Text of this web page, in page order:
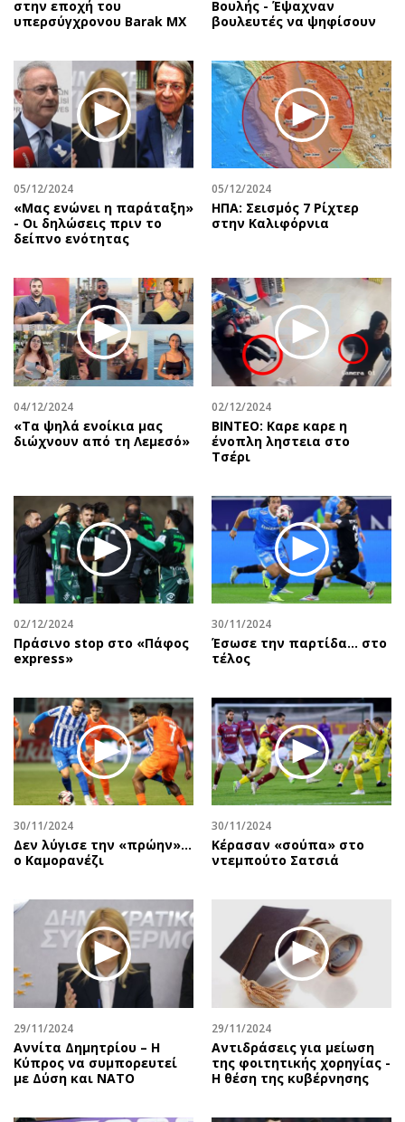
Κληρώσεις Allwyn
Οικονομία
Real Estate
Επιχειρήσεις
Αγορές
Money Review
AstroBank Properties
Trends
Ναυτιλία
Περιβάλλον
Ελλάδα
Κόσμος
Πολιτισμός
Σινεμά
Μουσική
Εικαστικά
Βιβλίο
Χειρόγραφα
Αυτοκίνηση
Πολιτική
Οικονομία
Γενικά
Αναδρομές
Πρόσωπα
Περιβάλλον
Showbiz
Ταξίδια
Συνταγές
Έξοδος
Εκπομπές
Wine routes
Uncut
Προσφορές
Προσωπικότητες στην ''Κ''
Επιστολές
στην εποχή του
υπερσύγχρονου Barak MX
Βουλής - Έψαχναν
βουλευτές να ψηφίσουν
05/12/2024
«Μας ενώνει η παράταξη»
- Οι δηλώσεις πριν το
δείπνο ενότητας
05/12/2024
ΗΠΑ: Σεισμός 7 Ρίχτερ
στην Καλιφόρνια
04/12/2024
«Τα ψηλά ενοίκια μας
διώχνουν από τη Λεμεσό»
02/12/2024
ΒΙΝΤΕΟ: Καρε καρε η
ένοπλη ληστεια στο
Τσέρι
02/12/2024
Πράσινο stop στο «Πάφος
express»
30/11/2024
Έσωσε την παρτίδα… στο
τέλος
30/11/2024
Δεν λύγισε την «πρώην»…
ο Καμορανέζι
30/11/2024
Κέρασαν «σούπα» στο
ντεμπούτο Σατσιά
29/11/2024
Αννίτα Δημητρίου – Η
Κύπρος να συμπορευτεί
με Δύση και ΝΑΤΟ
29/11/2024
Αντιδράσεις για μείωση
της φοιτητικής χορηγίας -
Η θέση της κυβέρνησης